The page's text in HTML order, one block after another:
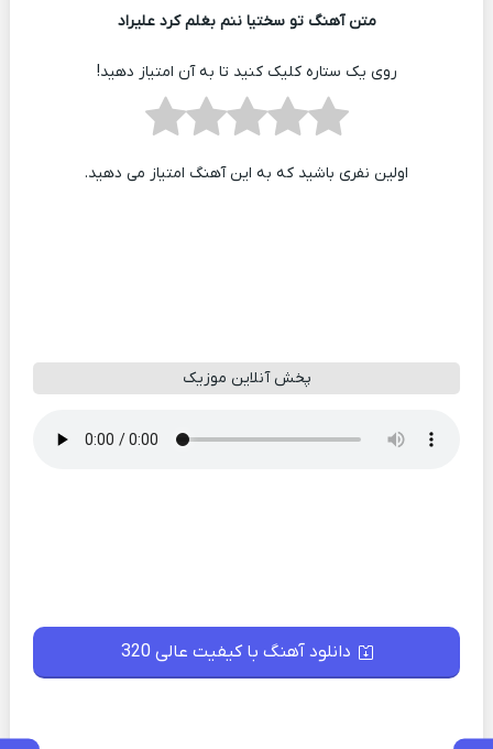
متن آهنگ تو سختیا ننم بغلم کرد علیراد
روی یک ستاره کلیک کنید تا به آن امتیاز دهید!
اولین نفری باشید که به این آهنگ امتیاز می دهید.
پخش آنلاین موزیک
دانلود آهنگ با کیفیت عالی 320